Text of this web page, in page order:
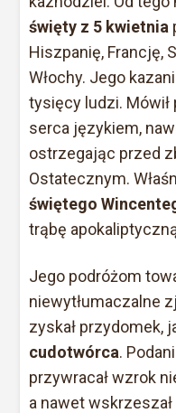
święty z 5 kwietnia
Hiszpanię, Francję,
Włochy. Jego
tysięcy ludzi.
serca językiem,
ostrzegając przed
Ostatecznym.
świętego
trąbę
Jego podróżom
niewytłumaczalne
zyskał przydomek,
cudotwórca.
przywracał wzrok
a nawet